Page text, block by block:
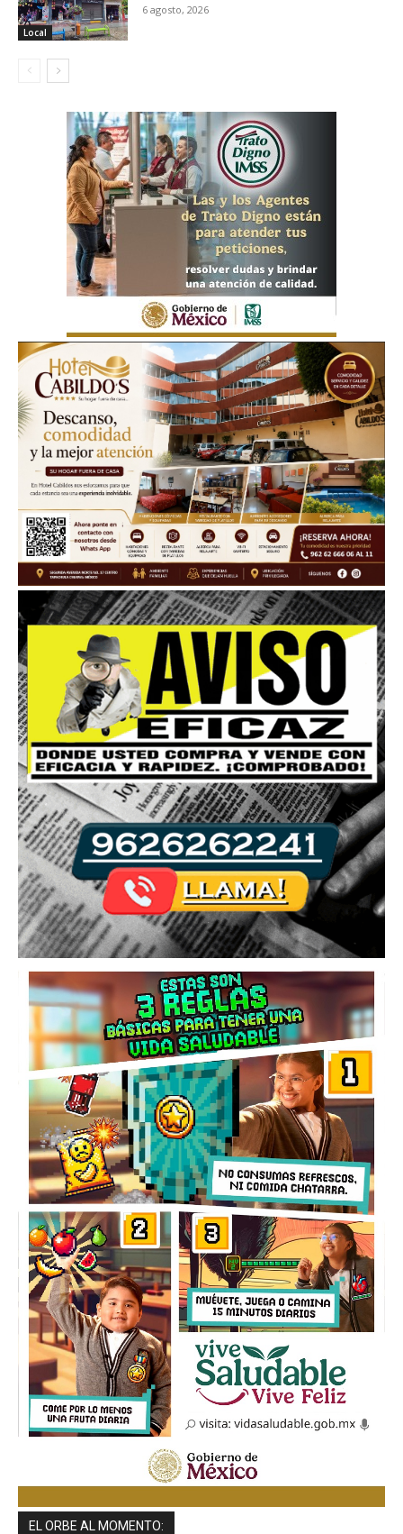
Local
6 agosto, 2026
EL ORBE AL MOMENTO: